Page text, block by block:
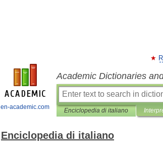
en-academic.com
Academic Dictionaries
Enciclopedia di italiano
Enciclopedia di italiano